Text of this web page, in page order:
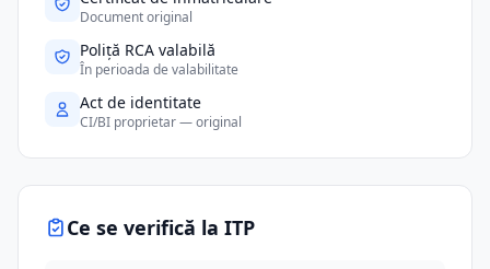
Document original
Poliță RCA valabilă
În perioada de valabilitate
Act de identitate
CI/BI proprietar — original
Ce se verifică la ITP